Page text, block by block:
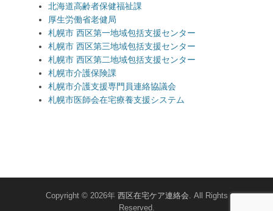
北海道高齢者保健福祉課
厚生労働省老健局
札幌市 西区第一地域包括支援センター
札幌市 西区第三地域包括支援センター
札幌市 西区第二地域包括支援センター
札幌市介護保険課
札幌市介護支援専門員連絡協議会
札幌市医師会在宅療養支援システム
Copyright © 2026年 西区在宅ケア連絡会. All Rights
Reserved.